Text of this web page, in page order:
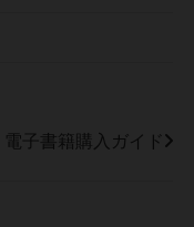
電子書籍購入ガイド